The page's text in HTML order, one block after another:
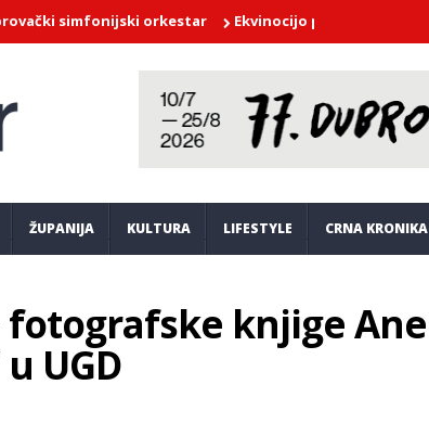
simfonijski orkestar Ekvinocijo ponovno stiže u Posat
ŽUPANIJA KULTURA LIFESTYLE CRNA KRONIKA
knjige Ane
UGD